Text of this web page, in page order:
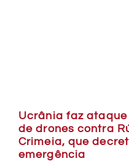
Ucrânia faz
de drones contra
Crimeia, que
emergência